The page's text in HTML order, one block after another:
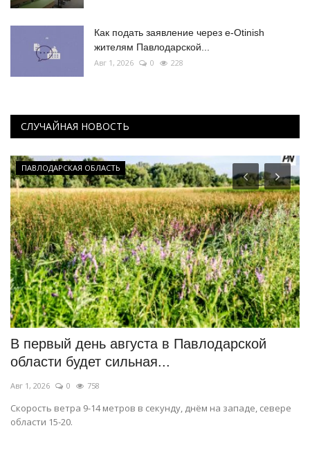
Как подать заявление через e-Otinish
жителям Павлодарской...
Авг 1, 2026 0 228
СЛУЧАЙНАЯ НОВОСТЬ
ПАВЛОДАРСКАЯ ОБЛАСТЬ
В первый день августа в Павлодарской
области будет сильная...
Авг 1, 2026 0 758
Скорость ветра 9-14 метров в секунду, днём на западе, севере
области 15-20.